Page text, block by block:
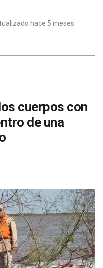
hace 5 meses
cuerpos con
de una